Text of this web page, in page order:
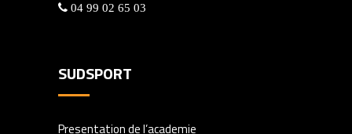
04 99 02 65 03
SUDSPORT
Presentation de l’academie